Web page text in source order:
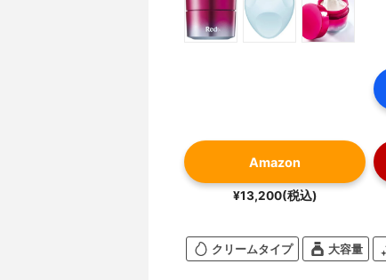
Amazon
¥13,200(税込)
クリームタイプ 大容量